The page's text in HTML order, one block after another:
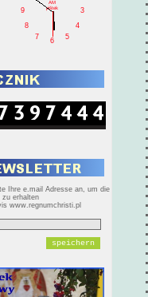
3
4
5
6
7
8
9
AM
pištek
Ihre e.mail Adresse an, um die
zu erhalten
www.regnumchristi.pl